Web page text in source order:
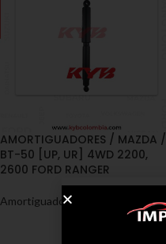
AMORTIGUADORES / MAZDA /
BT-50 [UP, UR] 4WD 2200,
2600 FORD RANGER
Amortiguadores